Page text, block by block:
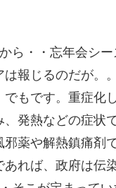
ら・・忘年会シー
報じるのだが。。
もです。重症化
発熱などの症状で
薬や解熱鎮痛剤
れば、政府は伝